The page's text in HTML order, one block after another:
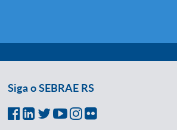
Siga o SEBRAE RS